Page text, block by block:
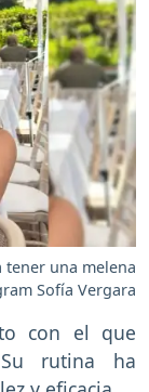
una melena
Sofía Vergara
con el que
rutina ha